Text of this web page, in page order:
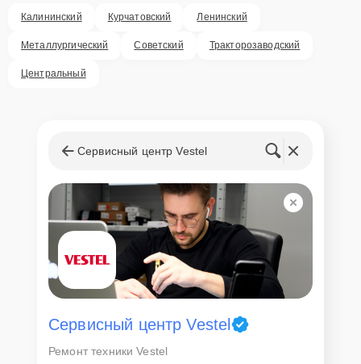
Калининский Курчатовский Ленинский
Металлургический Советский Тракторозаводский
Центральный
Сервисный центр Vestel
Сервисный центр Vestel
Ремонт техники Vestel